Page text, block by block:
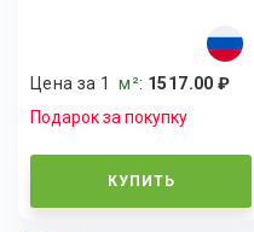
Цена за 1м²: 1517.00 ₽
Подарок за покупку
КУПИТЬ